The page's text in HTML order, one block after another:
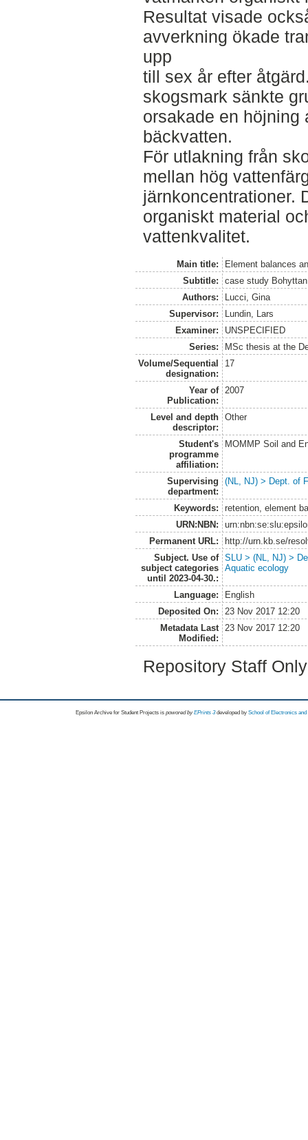
Resultat visade
avverkning ökade
upp
till sex år efter
skogsmark sänkte
orsakade en höjning
bäckvatten.
För utlakning från
mellan hög
järnkoncentrationer.
organiskt material
vattenkvalitet.
Main title:
Element balances
Subtitle:
case study
Authors:
Lucci, Gina
Supervisor:
Lundin, Lars
Examiner:
UNSPECIFIED
Series:
MSc thesis at the
Volume/Sequential
designation:
17
Year of
Publication:
2007
Level and depth
descriptor:
Other
Student's
programme
affiliation:
MOMMP Soil and
Supervising
department:
(NL, NJ) > Dept. of
Keywords:
retention, element
URN:NBN:
Permanent URL:
http://urn.kb.se/
Subject. Use of
subject categories
until 2023-04-30.:
SLU > (NL, NJ) >
Aquatic ecology
Language:
English
Deposited On:
23 Nov 2017 12:20
Metadata Last
Modified:
23 Nov 2017 12:20
Repository Staff
Epsilon Archive for Student Projects is powored byEPrints 3 developed by School of Electronics